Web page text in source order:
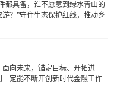
都具备，谁不愿意到绿水青山的
？”守住生态保护红线，推动乡
振兴的支撑点，广袤乡村必将
向未来，锚定目标、开拓进
定能不断开创新时代金融工作